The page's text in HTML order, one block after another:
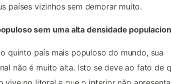
países vizinhos sem demorar muito.
sem uma alta densidade
quinto país mais populoso do mundo, sua
não é muito alta. Isto se deve ao fato de